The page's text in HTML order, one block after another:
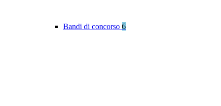
Bandi di concorso 6